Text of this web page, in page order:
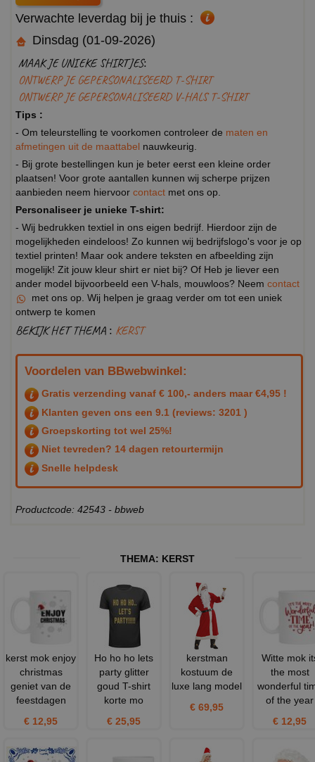
Verwachte leverdag bij je thuis :
Dinsdag (01-09-2026)
MAAK JE UNIEKE SHIRTJES:
ONTWERP JE GEPERSONALISEERD T-SHIRT
ONTWERP JE GEPERSONALISEERD V-HALS T-SHIRT
Tips :
- Om teleurstelling te voorkomen controleer de maten en
afmetingen uit de maattabel nauwkeurig.
- Bij grote bestellingen kun je beter eerst een kleine order
plaatsen! Voor grote aantallen kunnen wij scherpe prijzen
aanbieden neem hiervoor contact met ons op.
Personaliseer je unieke T-shirt:
- Wij bedrukken textiel in ons eigen bedrijf. Hierdoor zijn de
mogelijkheden eindeloos! Zo kunnen wij bedrijfslogo's voor je op
textiel printen! Maar ook andere teksten en afbeelding zijn
mogelijk! Zit jouw kleur shirt er niet bij? Of Heb je liever een
ander model bijvoorbeeld een V-hals, mouwloos? Neem contact
met ons op. Wij helpen je graag verder om tot een uniek
ontwerp te komen
BEKIJK HET THEMA : KERST
Voordelen van BBwebwinkel:
Gratis verzending vanaf € 100,- anders maar €4,95 !
Klanten geven ons een 9.1 (reviews: 3201 )
Groepskorting tot wel 25%!
Niet tevreden? 14 dagen retourtermijn
Snelle helpdesk
Productcode: 42543 - bbweb
THEMA: KERST
kerst mok enjoy
christmas
geniet van de
feestdagen
€ 12,95
Ho ho ho lets
party glitter
goud T-shirt
korte mo
€ 25,95
kerstman
kostuum de
luxe lang model
€ 69,95
Witte mok
the most
wonderful
of the year
€ 12,95